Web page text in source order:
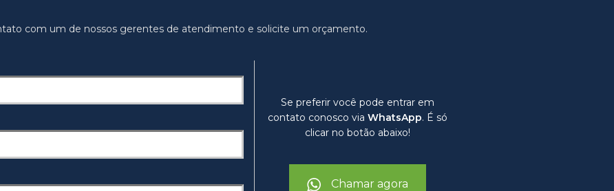
com um de nossos gerentes de atendimento e solicite um orçamento.
Se preferir você pode entrar em
contato conosco via WhatsApp. É só
clicar no botão abaixo!
Chamar agora